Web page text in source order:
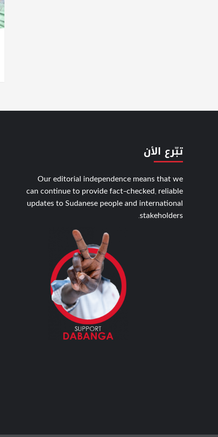
تبّرع الأن
Our editorial independence means that we
can continue to provide fact-checked, reliable
updates to Sudanese people and international
stakeholders.